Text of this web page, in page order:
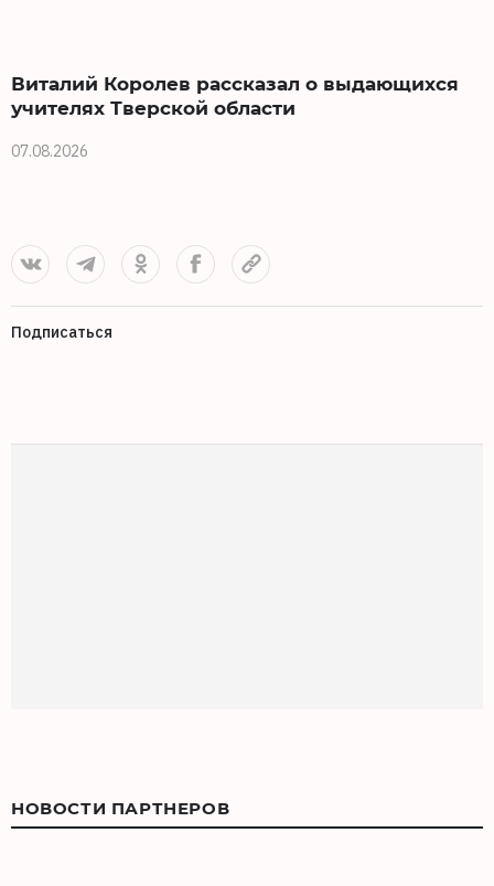
Виталий Королев рассказал о выдающихся
учителях Тверской области
07.08.2026
Подписаться
НОВОСТИ ПАРТНЕРОВ